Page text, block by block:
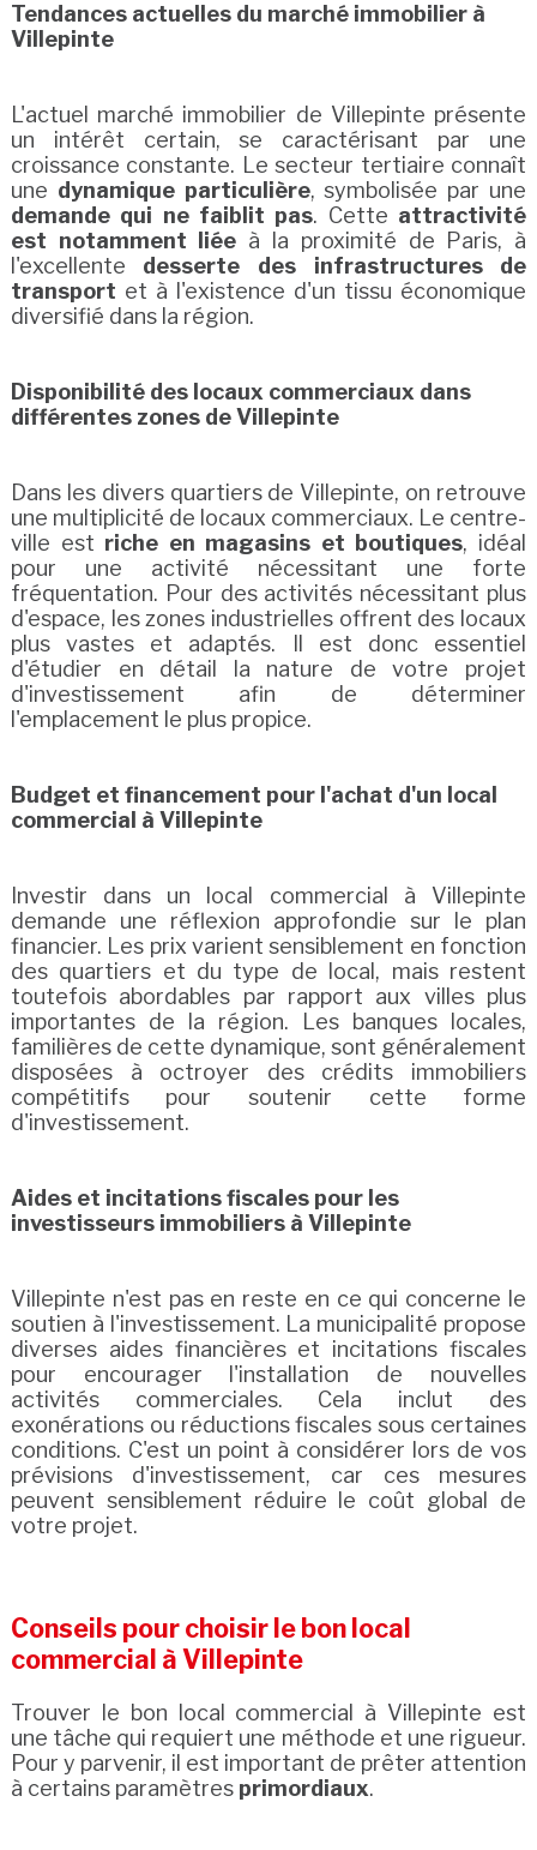
Tendances actuelles du marché immobilier à
Villepinte
L'actuel marché immobilier de Villepinte présente
un intérêt certain, se caractérisant par une
croissance constante. Le secteur tertiaire connaît
une dynamique particulière, symbolisée par une
demande qui ne faiblit pas. Cette attractivité
est notamment liée à la proximité de Paris, à
l'excellente desserte des infrastructures de
transport et à l'existence d'un tissu économique
diversifié dans la région.
Disponibilité des locaux commerciaux dans
différentes zones de Villepinte
Dans les divers quartiers de Villepinte, on retrouve
une multiplicité de locaux commerciaux. Le centre-
ville est riche en magasins et boutiques, idéal
pour une activité nécessitant une forte
fréquentation. Pour des activités nécessitant plus
d'espace, les zones industrielles offrent des locaux
plus vastes et adaptés. Il est donc essentiel
d'étudier en détail la nature de votre projet
d'investissement afin de déterminer
l'emplacement le plus propice.
Budget et financement pour l'achat d'un local
commercial à Villepinte
Investir dans un local commercial à Villepinte
demande une réflexion approfondie sur le plan
financier. Les prix varient sensiblement en fonction
des quartiers et du type de local, mais restent
toutefois abordables par rapport aux villes plus
importantes de la région. Les banques locales,
familières de cette dynamique, sont généralement
disposées à octroyer des crédits immobiliers
compétitifs pour soutenir cette forme
d'investissement.
Aides et incitations fiscales pour les
investisseurs immobiliers à Villepinte
Villepinte n'est pas en reste en ce qui concerne le
soutien à l'investissement. La municipalité propose
diverses aides financières et incitations fiscales
pour encourager l'installation de nouvelles
activités commerciales. Cela inclut des
exonérations ou réductions fiscales sous certaines
conditions. C'est un point à considérer lors de vos
prévisions d'investissement, car ces mesures
peuvent sensiblement réduire le coût global de
votre projet.
Conseils pour choisir le bon local
commercial à Villepinte
Trouver le bon local commercial à Villepinte est
une tâche qui requiert une méthode et une rigueur.
Pour y parvenir, il est important de prêter attention
à certains paramètres primordiaux.